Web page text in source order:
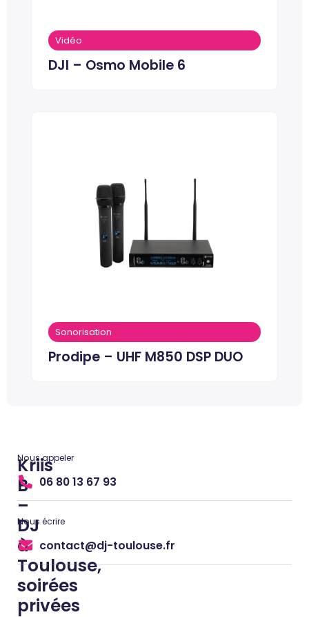
Vidéo
DJI – Osmo Mobile 6
Sonorisation
Prodipe – UHF M850 DSP DUO
Kriis
B
–
DJ
à
Toulouse,
soirées
privées
Nous appeler
06 80 13 67 93
Nous écrire
contact@dj-toulouse.fr